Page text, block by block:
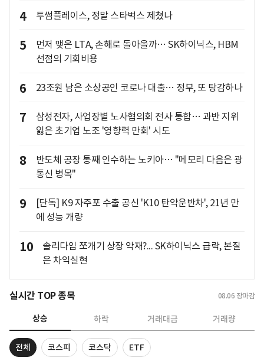
4 투썸플레이스, 정말 스타벅스 제쳤나
5
먼저 맺은 LTA, 손해로 돌아올까… SK하이닉스, HBM
선점의 기회비용
6 23조원 남은 소상공인 코로나 대출… 정부, 또 탕감하나
7
삼성전자, 사업장별 노사협의회 전사 통합… 과반 지위
잃은 초기업 노조 '영향력 만회' 시도
8
반도체 공장 통째 인수하는 노키아… "메모리 다음은 광
통신 병목"
9
[단독] K9 자주포 수출 공신 'K10 탄약운반차', 21년 만
에 성능 개량
10
솔리다임 쪼개기 상장 악재?... SK하이닉스 급락, 본질
은 차익실현
실시간 TOP 종목 08.06 장마감
상승 하락 거래대금 거래량
전체 코스피 코스닥 ETF